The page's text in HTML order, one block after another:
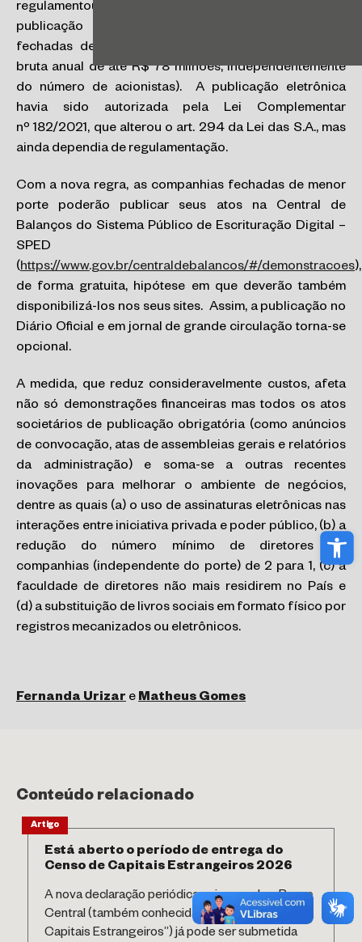
regulamentou, por meio da Portaria ME nº 12.071/2021, a
publicação eletrônica dos atos das companhias
fechadas de menor porte (companhias com receita
bruta anual de até R$ 78 milhões, independentemente
do número de acionistas). A publicação eletrônica
havia sido autorizada pela Lei Complementar
nº 182/2021, que alterou o art. 294 da Lei das S.A., mas
ainda dependia de regulamentação.
Com a nova regra, as companhias fechadas de menor
porte poderão publicar seus atos na Central de
Balanços do Sistema Público de Escrituração Digital –
SPED
(https://www.gov.br/centraldebalancos/#/demonstracoes),
de forma gratuita, hipótese em que deverão também
disponibilizá-los nos seus sites. Assim, a publicação no
Diário Oficial e em jornal de grande circulação torna-se
opcional.
A medida, que reduz consideravelmente custos, afeta
não só demonstrações financeiras mas todos os atos
societários de publicação obrigatória (como anúncios
de convocação, atas de assembleias gerais e relatórios
da administração) e soma-se a outras recentes
inovações para melhorar o ambiente de negócios,
dentre as quais (a) o uso de assinaturas eletrônicas nas
interações entre iniciativa privada e poder público, (b) a
redução do número mínimo de diretores em
companhias (independente do porte) de 2 para 1, (c) a
faculdade de diretores não mais residirem no País e
(d) a substituição de livros sociais em formato físico por
registros mecanizados ou eletrônicos.
Fernanda Urizar eMatheus Gomes
Conteúdo relacionado
Artigo
Está aberto o período de entrega do
Censo de Capitais Estrangeiros 2026
A nova declaração periódica quinquenal ao Banco
Central (também conhecida como “Censo de
Capitais Estrangeiros”) já pode ser submetida